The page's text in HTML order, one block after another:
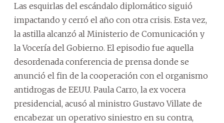
Las esquirlas del escándalo diplomático siguió
impactando y cerró el año con otra crisis. Esta vez,
la astilla alcanzó al Ministerio de Comunicación y
la Vocería del Gobierno. El episodio fue aquella
desordenada conferencia de prensa donde se
anunció el fin de la cooperación con el organismo
antidrogas de EEUU. Paula Carro, la ex vocera
presidencial, acusó al ministro Gustavo Villate de
encabezar un operativo siniestro en su contra,